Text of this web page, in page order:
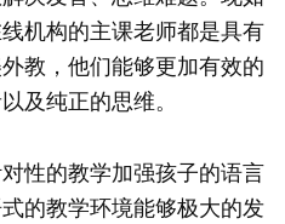
机构的主课老师都是具有
教，他们能够更加有效的
及纯正的思维。
的教学加强孩子的语言
的教学环境能够极大的发